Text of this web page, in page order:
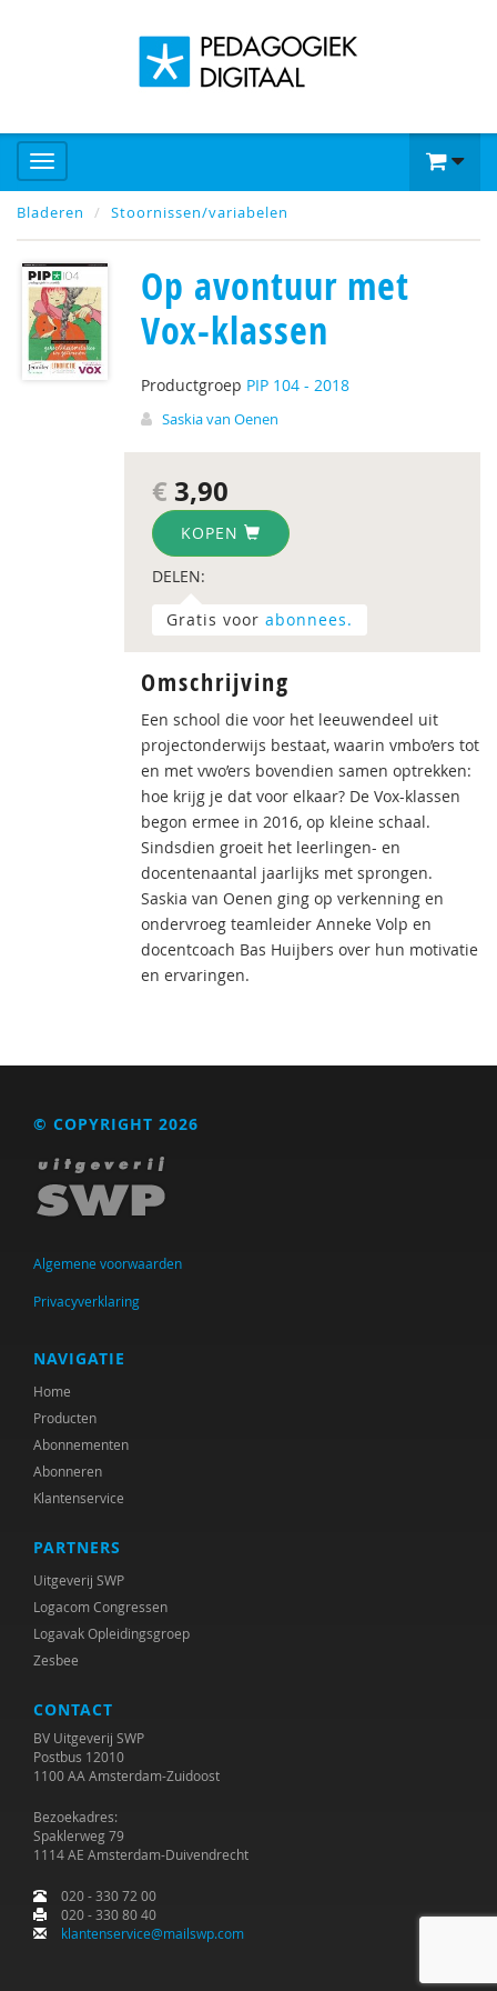
Bladeren Stoornissen/variabelen
Op avontuur met
Vox-klassen
Productgroep PIP 104 - 2018
Saskia van Oenen
€ 3,90
KOPEN
DELEN:
Gratis voor abonnees.
Omschrijving
Een school die voor het leeuwendeel uit
projectonderwijs bestaat, waarin vmbo’ers tot
en met vwo’ers bovendien samen optrekken:
hoe krijg je dat voor elkaar? De Vox-klassen
begon ermee in 2016, op kleine schaal.
Sindsdien groeit het leerlingen- en
docentenaantal jaarlijks met sprongen.
Saskia van Oenen ging op verkenning en
ondervroeg teamleider Anneke Volp en
docentcoach Bas Huijbers over hun motivatie
en ervaringen.
© COPYRIGHT 2026
Algemene voorwaarden
Privacyverklaring
NAVIGATIE
Home
Producten
Abonnementen
Abonneren
Klantenservice
PARTNERS
Uitgeverij SWP
Logacom Congressen
Logavak Opleidingsgroep
Zesbee
CONTACT
BV Uitgeverij SWP
Postbus 12010
1100 AA Amsterdam-Zuidoost
Bezoekadres:
Spaklerweg 79
1114 AE Amsterdam-Duivendrecht
020 - 330 72 00
020 - 330 80 40
klantenservice@mailswp.com